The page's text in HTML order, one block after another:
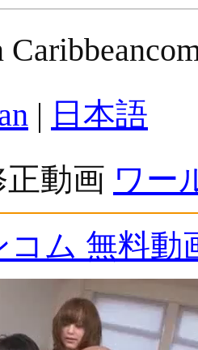
| 日本語
動画 ワー
コム 無料動